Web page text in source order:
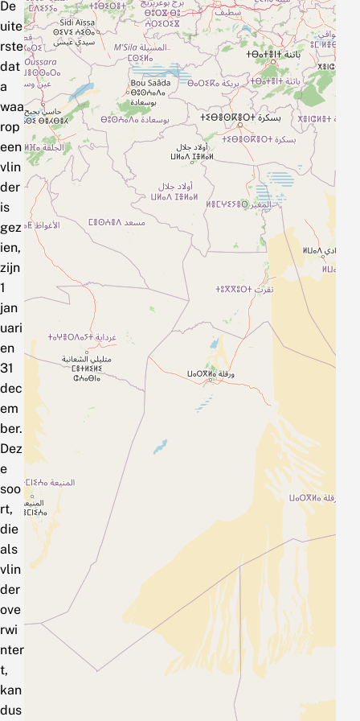
De
uite
rste
dat
a
waa
rop
een
vlin
der
is
gez
ien,
zijn
1
jan
uari
en
31
dec
em
ber.
Dez
e
soo
rt,
die
als
vlin
der
ove
rwi
nter
t,
kan
dus